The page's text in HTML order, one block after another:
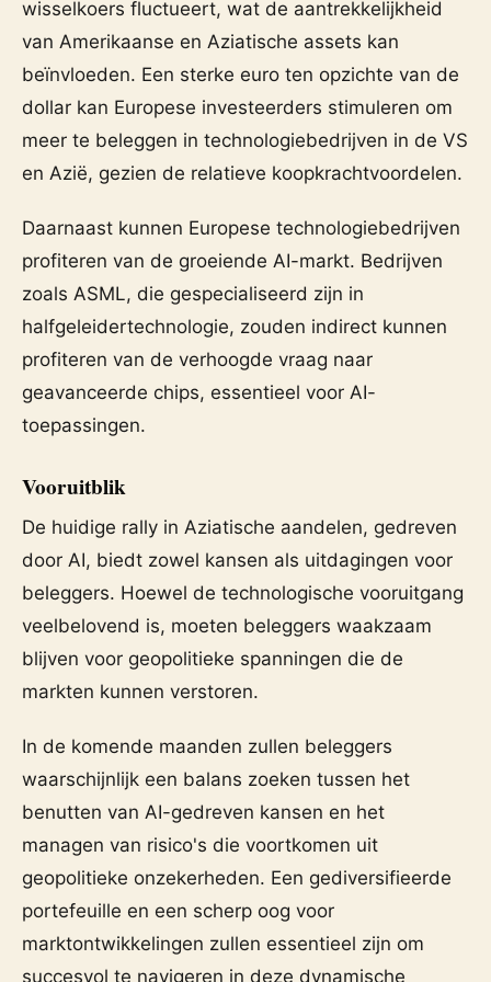
wisselkoers fluctueert, wat de aantrekkelijkheid
van Amerikaanse en Aziatische assets kan
beïnvloeden. Een sterke euro ten opzichte van de
dollar kan Europese investeerders stimuleren om
meer te beleggen in technologiebedrijven in de VS
en Azië, gezien de relatieve koopkrachtvoordelen.
Daarnaast kunnen Europese technologiebedrijven
profiteren van de groeiende AI-markt. Bedrijven
zoals ASML, die gespecialiseerd zijn in
halfgeleidertechnologie, zouden indirect kunnen
profiteren van de verhoogde vraag naar
geavanceerde chips, essentieel voor AI-
toepassingen.
Vooruitblik
De huidige rally in Aziatische aandelen, gedreven
door AI, biedt zowel kansen als uitdagingen voor
beleggers. Hoewel de technologische vooruitgang
veelbelovend is, moeten beleggers waakzaam
blijven voor geopolitieke spanningen die de
markten kunnen verstoren.
In de komende maanden zullen beleggers
waarschijnlijk een balans zoeken tussen het
benutten van AI-gedreven kansen en het
managen van risico's die voortkomen uit
geopolitieke onzekerheden. Een gediversifieerde
portefeuille en een scherp oog voor
marktontwikkelingen zullen essentieel zijn om
succesvol te navigeren in deze dynamische